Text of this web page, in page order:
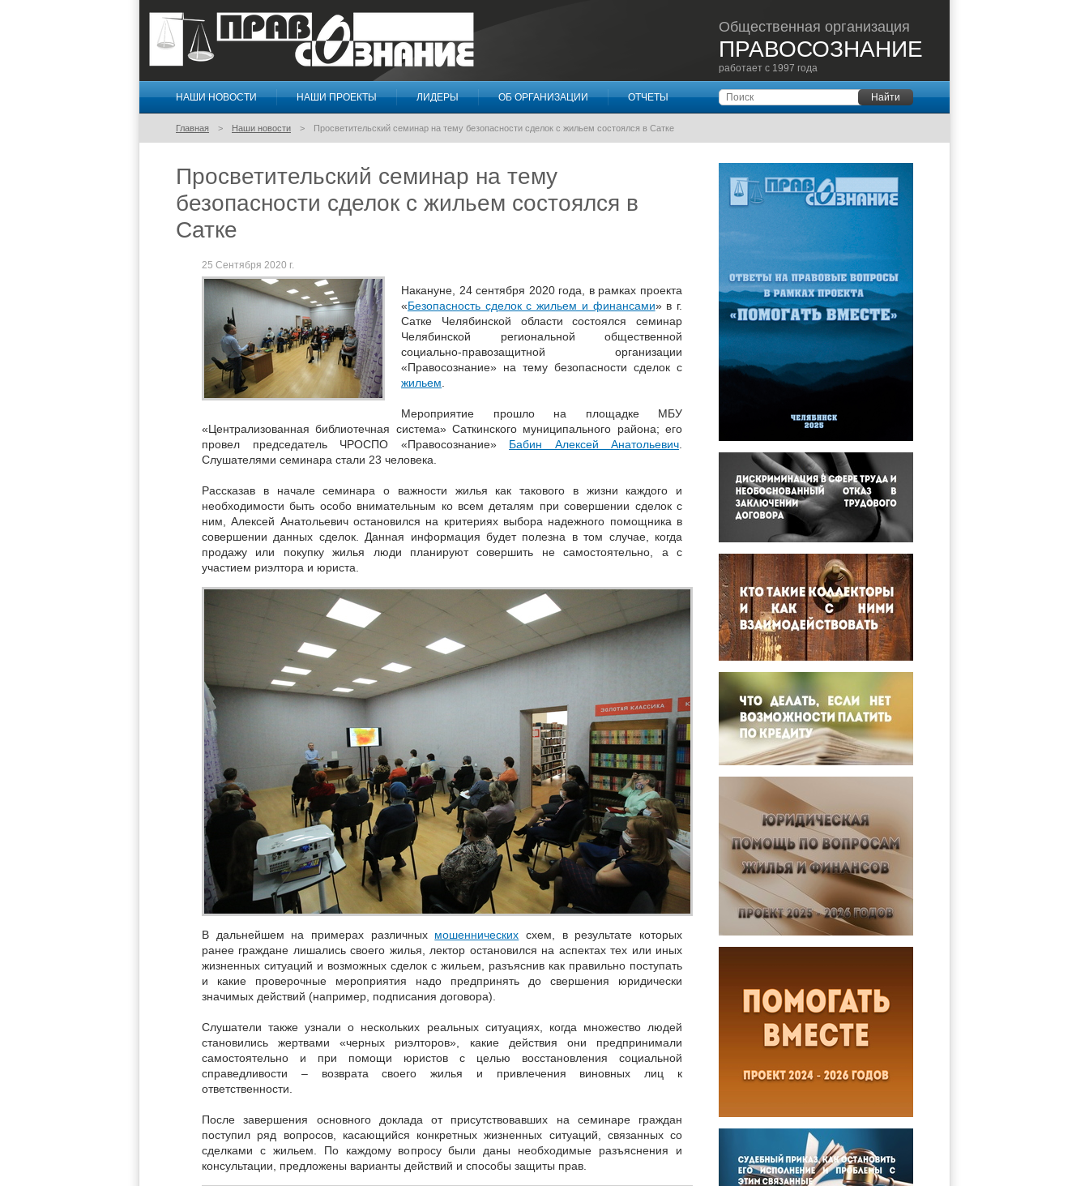
Правосознание
Общественная организация
ПРАВОСОЗНАНИЕ
работает с 1997 года
НАШИ НОВОСТИ НАШИ ПРОЕКТЫ ЛИДЕРЫ ОБ ОРГАНИЗАЦИИ ОТЧЕТЫ Поиск Найти
Главная Наши новости Просветительский семинар на тему безопасности сделок с жильем состоялся в Сатке
Просветительский семинар на тему
безопасности сделок с жильем состоялся в
Сатке
25 Сентября 2020 г.
Накануне, 24 сентября 2020 года, в рамках проекта
«Безопасность сделок с жильем и финансами» в г.
Сатке Челябинской области состоялся семинар
Челябинской региональной общественной
социально-правозащитной организации
«Правосознание» на тему безопасности сделок с
жильем
Мероприятие прошло на площадке МБУ
«Централизованная библиотечная система» Саткинского муниципального района; его
провел председатель ЧРОСПО «Правосознание» Бабин Алексей Анатольевич
Слушателями семинара стали 23 человека.
Рассказав в начале семинара о важности жилья как такового в жизни каждого и
необходимости быть особо внимательным ко всем деталям при совершении сделок с
ним, Алексей Анатольевич остановился на критериях выбора надежного помощника в
совершении данных сделок. Данная информация будет полезна в том случае, когда
продажу или покупку жилья люди планируют совершить не самостоятельно, а с
участием риэлтора и юриста.
В дальнейшем на примерах различных мошеннических схем, в результате которых
ранее граждане лишались своего жилья, лектор остановился на аспектах тех или иных
жизненных ситуаций и возможных сделок с жильем, разъяснив как правильно поступать
и какие проверочные мероприятия надо предпринять до свершения юридически
значимых действий (например, подписания договора).
Слушатели также узнали о нескольких реальных ситуациях, когда множество людей
становились жертвами «черных риэлторов», какие действия они предпринимали
самостоятельно и при помощи юристов с целью восстановления социальной
справедливости – возврата своего жилья и привлечения виновных лиц к
ответственности.
После завершения основного доклада от присутствовавших на семинаре граждан
поступил ряд вопросов, касающийся конкретных жизненных ситуаций, связанных со
сделками с жильем. По каждому вопросу были даны необходимые разъяснения и
консультации, предложены варианты действий и способы защиты прав.